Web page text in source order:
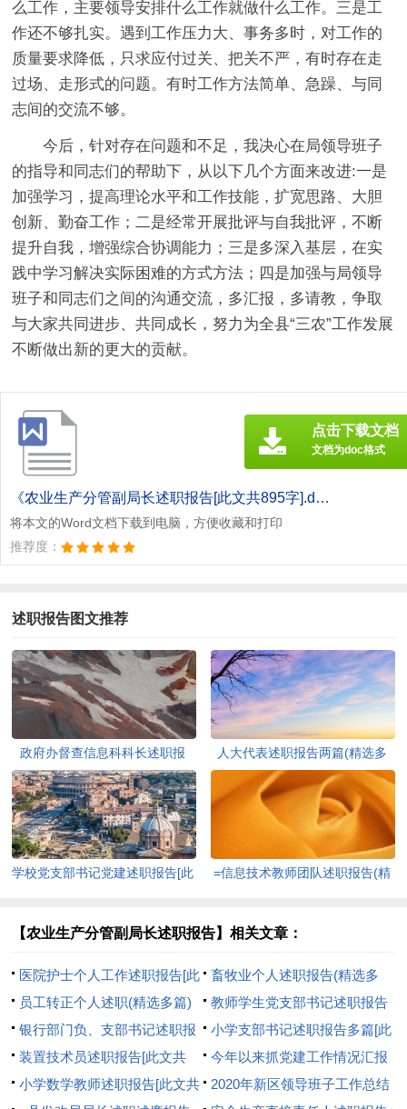
么工作，主要领导安排什么工作就做什么工作。 三是工
作还不够扎实。遇到工作压力大、事务多时，对工作的
质量要求降低，只求应付过关、把关不严，有时存在走
过场、走形式的问题。有时工作方法简单、急躁、与同
志间的交流不够。
今后，针对存在问题和不足，我决心在局领导班子
的指导和同志们的帮助下，从以下几个方面来改进:一是
加强学习，提高理论水平和工作技能，扩宽思路、大胆
创新、勤奋工作；二是经常开展批评与自我批评，不断
提升自我，增强综合协调能力；三是多深入基层，在实
践中学习解决实际困难的方式方法；四是加强与局领导
班子和同志们之间的沟通交流，多汇报，多请教，争取
与大家共同进步、共同成长，努力为全县“三农”工作发展
不断做出新的更大的贡献。
《农业生产分管副局长述职报告[此文共895字].doc》
将本文的Word文档下载到电脑，方便收藏和打印
推荐度：
点击下载文档
文档为doc格式
述职报告图文推荐
政府办督查信息科科长述职报
告-述职报告[此文共10194字]
人大代表述职报告两篇(精选多
篇)[此文共12798字]
学校党支部书记党建述职报告[此
=信息技术教师团队述职报告(精
【农业生产分管副局长述职报告】相关文章：
医院护士个人工作述职报告[此
文共4605字]
畜牧业个人述职报告(精选多
篇)[此文共6606字]
员工转正个人述职(精选多篇)
[此文共5707字]
教师学生党支部书记述职报告
[此文共2397字]
银行部门负、支部书记述职报
告[此文共803字]
小学支部书记述职报告多篇[此
文共20351字]
装置技术员述职报告[此文共
1574字]
今年以来抓党建工作情况汇报
[此文共3777字]
小学数学教师述职报告[此文共
2020年新区领导班子工作总结